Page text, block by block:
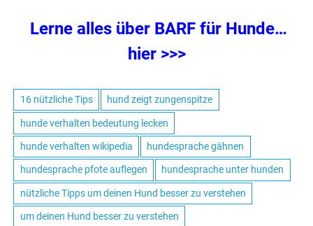
Lerne alles über BARF für Hunde…
hier >>>
16 nützliche Tips hund zeigt zungenspitze
hunde verhalten bedeutung lecken
hunde verhalten wikipedia hundesprache gähnen
hundesprache pfote auflegen hundesprache unter hunden
nützliche Tipps um deinen Hund besser zu verstehen
um deinen Hund besser zu verstehen